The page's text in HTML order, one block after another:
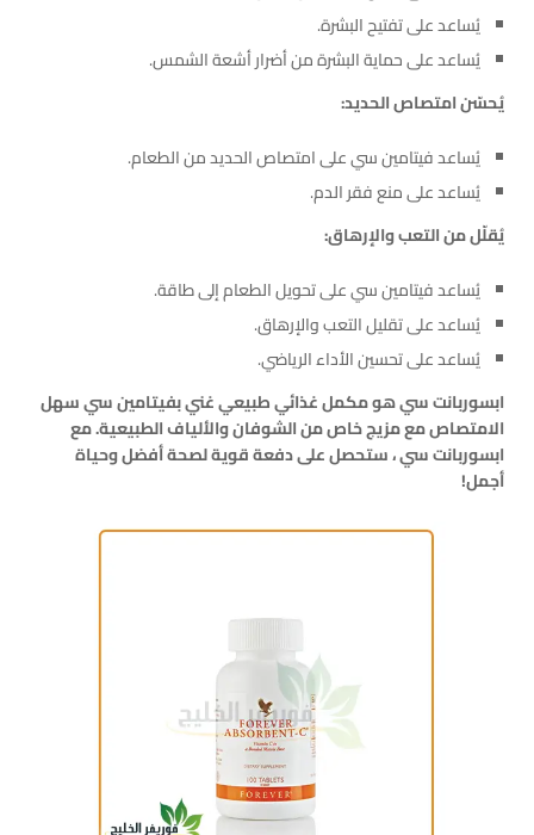
يُساعد على تفتيح البشرة.
يُساعد على حماية البشرة من أضرار أشعة الشمس.
يُحسّن امتصاص الحديد:
يُساعد فيتامين سي على امتصاص الحديد من الطعام.
يُساعد على منع فقر الدم.
يُقلّل من التعب والإرهاق:
يُساعد فيتامين سي على تحويل الطعام إلى طاقة.
يُساعد على تقليل التعب والإرهاق.
يُساعد على تحسين الأداء الرياضي.
ابسوربانت سي هو مكمل غذائي طبيعي غني بفيتامين سي سهل
الامتصاص مع مزيج خاص من الشوفان والألياف الطبيعية. مع
ابسوربانت سي ، ستحصل على دفعة قوية لصحة أفضل وحياة
أجمل!